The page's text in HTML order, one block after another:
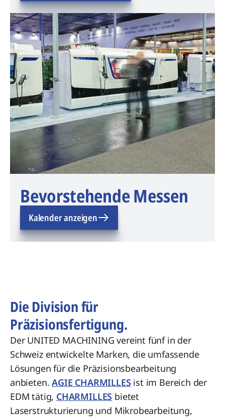
Bevorstehende Messen
Kalender anzeigen
Die Division für
Präzisionsfertigung.
Der UNITED MACHINING vereint fünf in der
Schweiz entwickelte Marken, die umfassende
Lösungen für die Präzisionsbearbeitung
anbieten.AGIE CHARMILLES ist im Bereich der
EDM tätig, CHARMILLES bietet
Laserstrukturierung und Mikrobearbeitung,